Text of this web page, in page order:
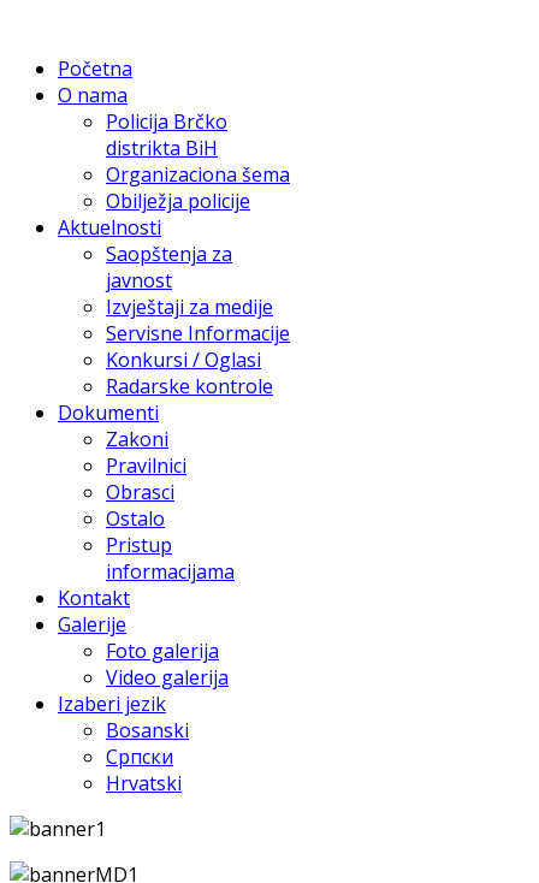
Početna
O nama
Policija Brčko
distrikta BiH
Organizaciona šema
Obilježja policije
Aktuelnosti
Saopštenja za
javnost
Izvještaji za medije
Servisne Informacije
Konkursi / Oglasi
Radarske kontrole
Dokumenti
Zakoni
Pravilnici
Obrasci
Ostalo
Pristup
informacijama
Kontakt
Galerije
Foto galerija
Video galerija
Izaberi jezik
Bosanski
Српски
Hrvatski